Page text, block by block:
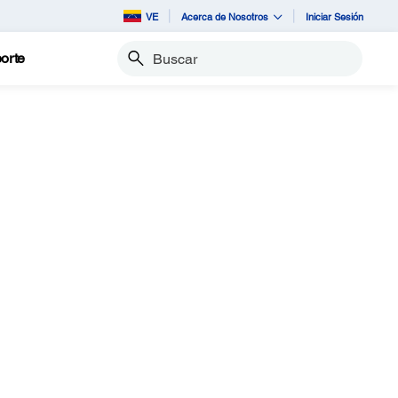
VE Acerca de Nosotros Iniciar Sesión
Buscar